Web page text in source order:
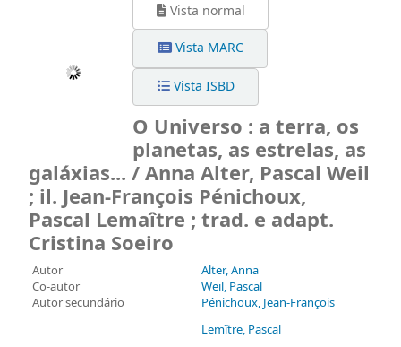
Vista normal
Vista MARC
Vista ISBD
O Universo : a terra, os
planetas, as estrelas, as
galáxias... / Anna Alter, Pascal Weil
; il. Jean-François Pénichoux,
Pascal Lemaître ; trad. e adapt.
Cristina Soeiro
Autor
Alter, Anna
Co-autor
Weil, Pascal
Autor secundário
Pénichoux, Jean-François
Lemître, Pascal